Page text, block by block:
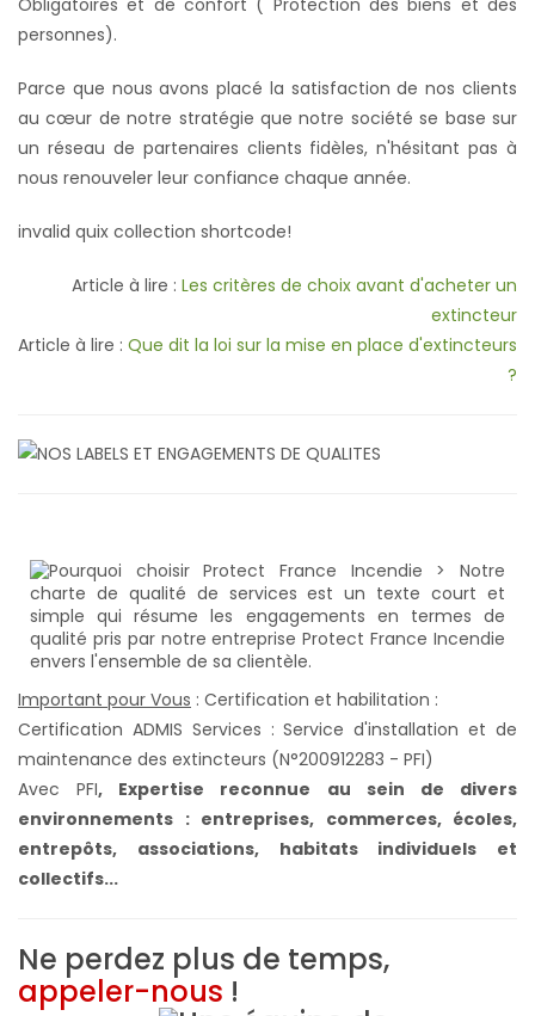
personnes).
Parce que nous avons placé la satisfaction de nos clients
au cœur de notre stratégie que notre société se base sur
un réseau de partenaires clients fidèles, n'hésitant pas à
nous renouveler leur confiance chaque année.
invalid quix collection shortcode!
Article à lire : Les critères de choix avant d'acheter un
extincteur
Article à lire : Que dit la loi sur la mise en place d'extincteurs
?
Important pour Vous : Certification et habilitation :
Certification ADMIS Services : Service d'installation et de
maintenance des extincteurs (N°200912283 - PFI)
Avec PFI, Expertise reconnue au sein de divers
environnements : entreprises, commerces, écoles,
entrepôts, associations, habitats individuels et
collectifs...
Ne perdez plus de temps,
appeler-nous !